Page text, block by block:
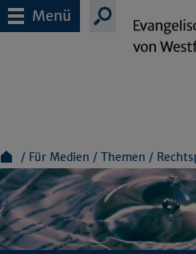
Menü
Für Medien Themen